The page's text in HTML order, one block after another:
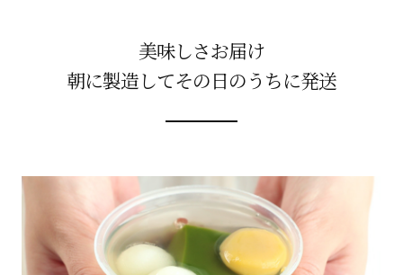
美味しさお届け
朝に製造してその日のうちに発送